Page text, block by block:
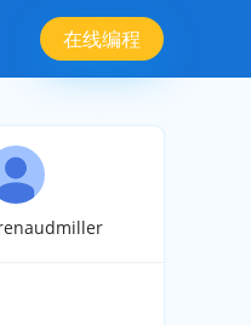
在线编程